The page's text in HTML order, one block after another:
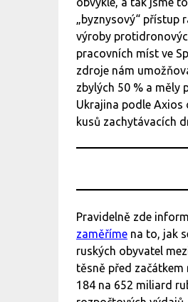
„byznysový“ přístup
výroby
pracovních míst ve
zdroje nám
zbylých 50 % a měly
Ukrajina podle Axios
kusů zachytávacích
Pravidelně zde
zaměříme na to, jak
ruských obyvatel
těsně před začátkem
184 na 652 miliard